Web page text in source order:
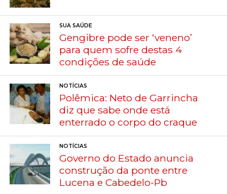
SUA SAÚDE
Gengibre pode ser ‘veneno’
para quem sofre destas 4
condições de saúde
NOTÍCIAS
Polêmica: Neto de Garrincha
diz que sabe onde está
enterrado o corpo do craque
NOTÍCIAS
Governo do Estado anuncia
construção da ponte entre
Lucena e Cabedelo-Pb